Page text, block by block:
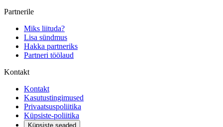
Partnerile
Miks liituda?
Lisa sündmus
Hakka partneriks
Partneri töölaud
Kontakt
Kontakt
Kasutustingimused
Privaatsuspoliitika
Küpsiste-poliitika
Küpsiste seaded